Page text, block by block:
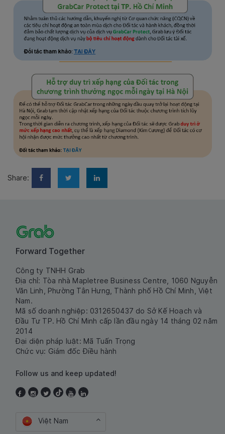
Share:
Forward Together
Công ty TNHH Grab
Địa chỉ: Tòa nhà Mapletree Business Centre, 1060 Nguyễn
Văn Linh, Phường Tân Hưng, Thành phố Hồ Chí Minh, Việt
Nam.
Mã số doanh nghiệp: 0312650437 do Sở Kế Hoạch và
Đầu Tư TP. Hồ Chí Minh cấp lần đầu ngày 14 tháng 02 năm
2014
Đại diện pháp luật: Mã Tuấn Trọng
Chức vụ: Giám đốc Điều hành
Follow us and keep updated!
Việt Nam